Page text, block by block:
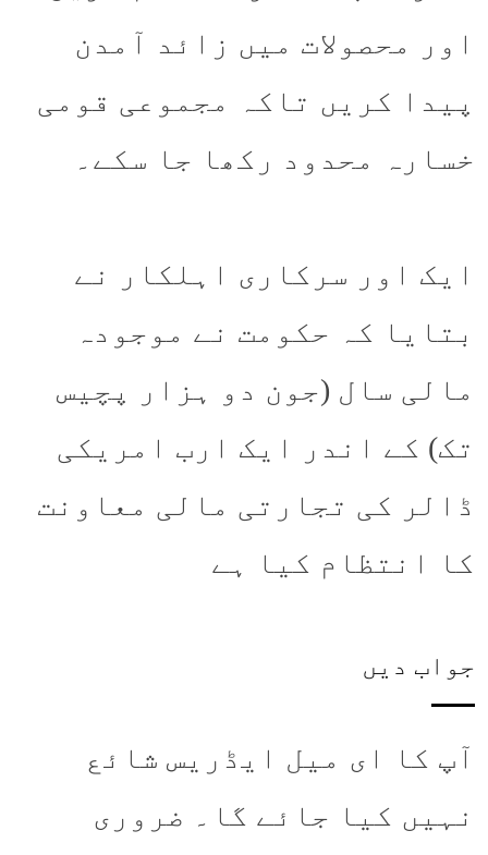
اور محصولات میں زائد آمدن
پیدا کریں تاکہ مجموعی قومی
خسارہ محدود رکھا جا سکے۔
ایک اور سرکاری اہلکار نے
بتایا کہ حکومت نے موجودہ
مالی سال (جون دو ہزار پچیس
تک) کے اندر ایک ارب امریکی
ڈالر کی تجارتی مالی معاونت
کا انتظام کیا ہے
جواب دیں
آپ کا ای میل ایڈریس شائع
نہیں کیا جائے گا۔ ضروری